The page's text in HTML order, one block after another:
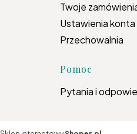
Twoje
Ustawienia konta
Przechowalnia
Pomoc
Pytania i